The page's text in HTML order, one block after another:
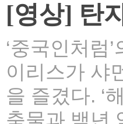
[영상] 탄
‘중국인처럼
이리스가 샤
을 즐겼다. ‘
축물과 백년